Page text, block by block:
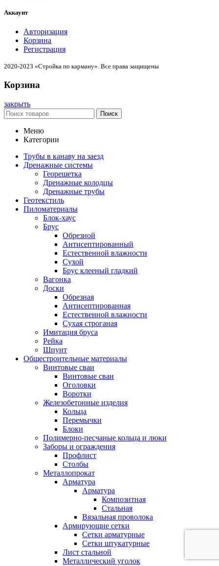
Аккаунт
Авторизация
Корзина
Регистрация
2020-2023 «Стройка по карману». Все права защищены
Корзина
закрыть
Поиск
Меню
Категории
Трубы в канаву на заезд
Дренажные системы
Георешетка
Дренажные колодцы
Дренажные трубы
Геотекстиль
Пиломатериалы
Блок-хаус
Брус
Обрезной
Антисептированный
Естественной влажности
Сухой
Брус клееный гладкий
Вагонка
Доски
Обрезная
Антисептированная
Естественной влажности
Сухая строганая
Имитация бруса
Рейка
Шпунт
Общестроительные материалы
Винтовые сваи
Винтовые сваи
Оголовки
Воротки
Железобетонные изделия
Кольца
Перемычки
Блоки
Полимерно-песчаные кольца и люки
Заборы и ограждения
Профлист
Столбы
Металлопрокат
Арматура
Арматура
Композитная
Стальная
Вязальная проволока
Армирующие сетки
Сетки арматурные
Сетки штукатурные
Лист стальной
Металлический уголок